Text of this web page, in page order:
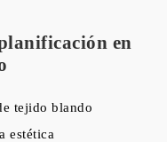
en
tejido blando
estética